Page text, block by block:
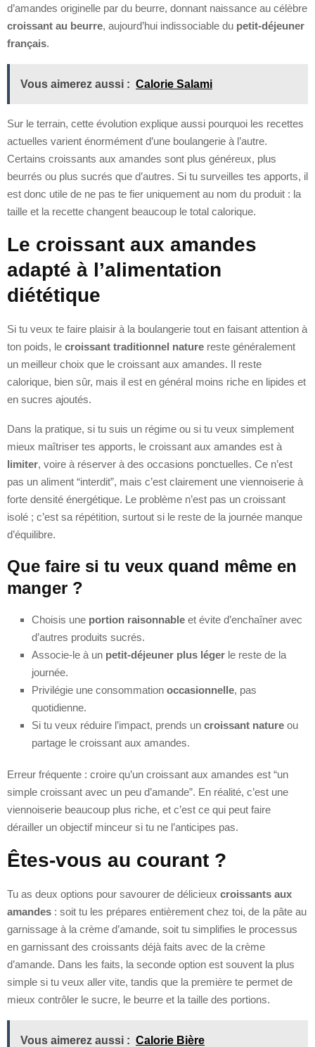
d’amandes originelle par du beurre, donnant naissance au célèbre
croissant au beurre, aujourd’hui indissociable du petit-déjeuner
français.
Vous aimerez aussi : Calorie Salami
Sur le terrain, cette évolution explique aussi pourquoi les recettes
actuelles varient énormément d’une boulangerie à l’autre.
Certains croissants aux amandes sont plus généreux, plus
beurrés ou plus sucrés que d’autres. Si tu surveilles tes apports, il
est donc utile de ne pas te fier uniquement au nom du produit : la
taille et la recette changent beaucoup le total calorique.
Le croissant aux amandes
adapté à l’alimentation
diététique
Si tu veux te faire plaisir à la boulangerie tout en faisant attention à
ton poids, le croissant traditionnel nature reste généralement
un meilleur choix que le croissant aux amandes. Il reste
calorique, bien sûr, mais il est en général moins riche en lipides et
en sucres ajoutés.
Dans la pratique, si tu suis un régime ou si tu veux simplement
mieux maîtriser tes apports, le croissant aux amandes est à
limiter, voire à réserver à des occasions ponctuelles. Ce n’est
pas un aliment “interdit”, mais c’est clairement une viennoiserie à
forte densité énergétique. Le problème n’est pas un croissant
isolé ; c’est sa répétition, surtout si le reste de la journée manque
d’équilibre.
Que faire si tu veux quand même en
manger ?
Choisis une portion raisonnable et évite d’enchaîner avec
d’autres produits sucrés.
Associe-le à un petit-déjeuner plus léger le reste de la
journée.
Privilégie une consommation occasionnelle, pas
quotidienne.
Si tu veux réduire l’impact, prends un croissant nature ou
partage le croissant aux amandes.
Erreur fréquente : croire qu’un croissant aux amandes est “un
simple croissant avec un peu d’amande”. En réalité, c’est une
viennoiserie beaucoup plus riche, et c’est ce qui peut faire
dérailler un objectif minceur si tu ne l’anticipes pas.
Êtes-vous au courant ?
Tu as deux options pour savourer de délicieux croissants aux
amandes : soit tu les prépares entièrement chez toi, de la pâte au
garnissage à la crème d’amande, soit tu simplifies le processus
en garnissant des croissants déjà faits avec de la crème
d’amande. Dans les faits, la seconde option est souvent la plus
simple si tu veux aller vite, tandis que la première te permet de
mieux contrôler le sucre, le beurre et la taille des portions.
Vous aimerez aussi : Calorie Bière